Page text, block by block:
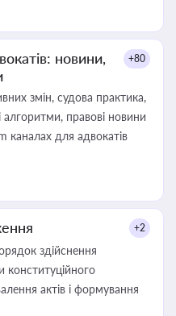
новини,
+80
змін, судова практика,
алгоритми, правові новини
каналах для адвокатів
+2
здійснення
конституційного
актів і формування